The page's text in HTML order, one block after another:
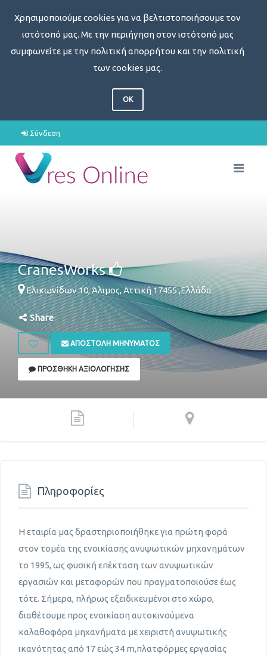
Χρησιμοποιούμε cookies για να βελτιστοποιήσουμε τον
ιστότοπό μας. Με την περιήγηση στον ιστότοπό μας
συμφωνείτε με την πολιτική απορρήτου και την πολιτική
των cookies μας.
OK
Σύνδεση
CranesWorks
Ελικωνίδων 10,Άλιμος,Αττική 17455,Ελλάδα
Share
ΑΠΟΣΤΟΛΉ ΜΗΝΎΜΑΤΟΣ
ΠΡΟΣΘΉΚΗ ΑΞΙΟΛΌΓΗΣΗΣ
Πληροφορίες
Η εταιρία μας δραστηριοποιήθηκε για πρώτη φορά
στον τομέα της ενοικίασης ανυψωτικών μηχανημάτων
το 1995, ως φυσική επέκταση των ανυψωτικών
εργασιών και μεταφορών που πραγματοποιούσε έως
τότε. Σήμερα, πλήρως εξειδικευμένοι στο χώρο,
διαθέτουμε προς ενοικίαση αυτοκινούμενα
καλαθοφόρα μηχανήματα με χειριστή ανυψωτικής
ικανότητας από 17 εώς 34 m,πλατφόρμες εργασίας